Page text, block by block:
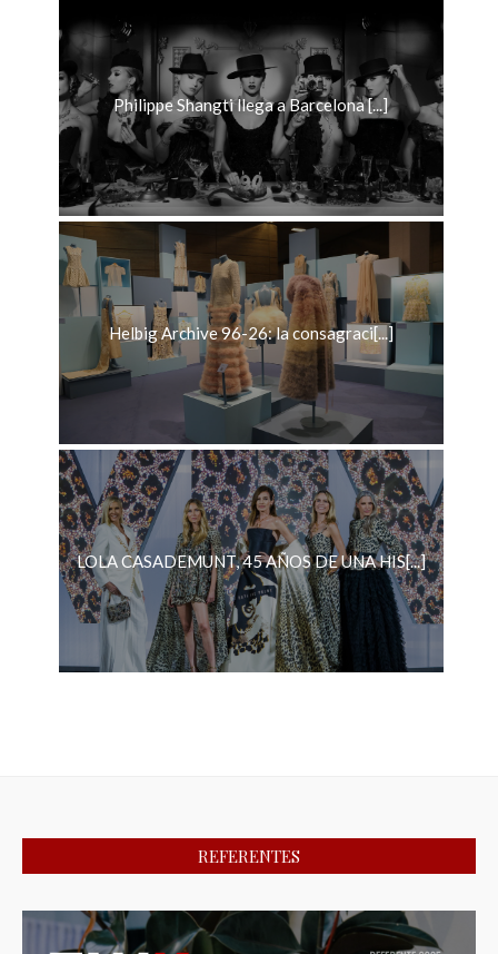
Philippe Shangti llega a Barcelona [...]
Helbig Archive 96-26: la consagraci[...]
LOLA CASADEMUNT, 45 AÑOS DE UNA HIS[...]
REFERENTES